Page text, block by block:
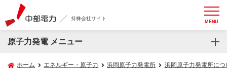
持株会社サイト MENU
原子力発電 メニュー
ホーム エネルギー・原子力 浜岡原子力発電所 浜岡原子力発電所につ